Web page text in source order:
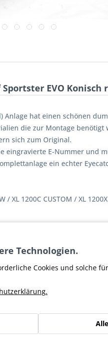
EVO Konisch
Anlage hat einen schönen
die zur Montage
sich zum Original.
eingravierte E-Nummer und
ein echter
/ XL 1200C CUSTOM / XL
Sportster EVO
ZARD Auspuff
Technologien.
Cookies und solche